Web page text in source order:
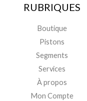
RUBRIQUES
Boutique
Pistons
Segments
Services
À propos
Mon Compte